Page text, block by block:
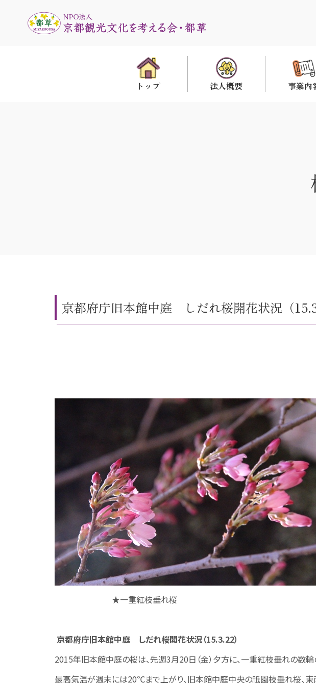
トップ 法人概要 事業内
京都府庁旧本館中庭 しだれ桜開花状況（
★一重紅枝垂れ桜
京都府庁旧本館中庭 しだれ桜開花状況（15.3.22）
2015年旧本館中庭の桜は、先週3月20日（金）夕方に、一重紅枝垂れの数輪
最高気温が週末には20℃まで上がり、旧本館中庭中央の祇園枝垂れ桜、